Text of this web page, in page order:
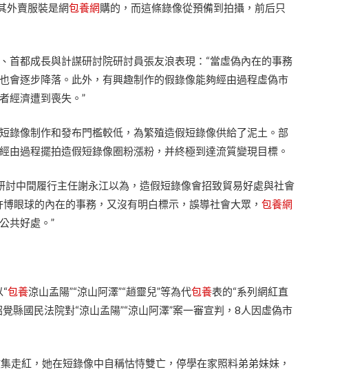
外賣服裝是網包養網購的，而這條錄像從預備到拍攝，前后只
首都成長與計謀研討院研討員張友浪表現：“當虛偽內在的事務
會逐步降落。此外，有興趣制作的假錄像能夠經由過程虛偽市
經濟遭到喪失。”
錄像制作和發布門檻較低，為繁殖造假短錄像供給了泥土。部
由過程擺拍造假短錄像圈粉漲粉，并終極到達流質變現目標。
中間履行主任謝永江以為，造假短錄像會招致貿易好處與社會
眼球的內在的事務，又沒有明白標示，誤導社會大眾，包養網
共好處。”
包養涼山孟陽”“涼山阿澤”“趙靈兒”等為代包養表的“系列網紅直
縣國民法院對“涼山孟陽”“涼山阿澤”案一審宣判，8人因虛偽市
走紅，她在短錄像中自稱怙恃雙亡，停學在家照料弟弟妹妹，